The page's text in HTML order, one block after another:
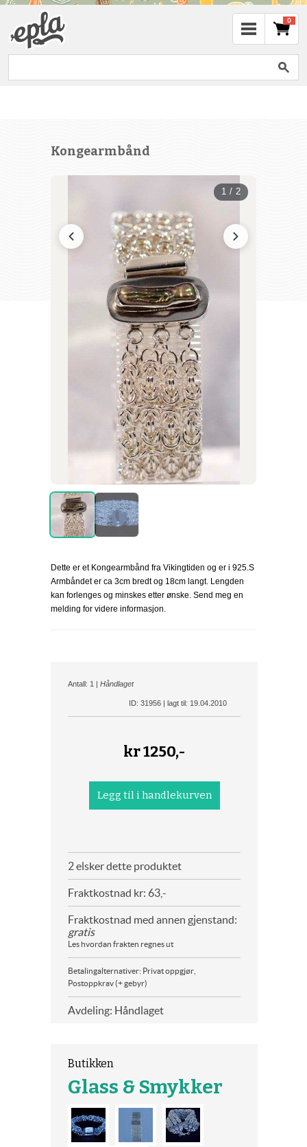
0
Kongearmbånd
1 / 2
Dette er et Kongearmbånd fra Vikingtiden og er i 925.S
Armbåndet er ca 3cm bredt og 18cm langt. Lengden
kan forlenges og minskes etter ønske. Send meg en
melding for videre informasjon.
Antall: 1 | Håndlaget
ID: 31956 | lagt til: 19.04.2010
kr1250,-
2 elsker dette produktet
Fraktkostnad kr: 63,-
Fraktkostnad med annen gjenstand:
gratis
Les hvordan frakten regnes ut
Betalingalternativer: Privat oppgjør,
Postoppkrav (+ gebyr)
Avdeling: Håndlaget
Butikken
Glass & Smykker